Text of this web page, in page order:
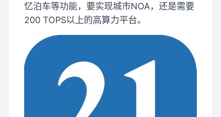
忆泊车等功能，要实现城市NOA，还是需要
200 TOPS以上的高算力平台。